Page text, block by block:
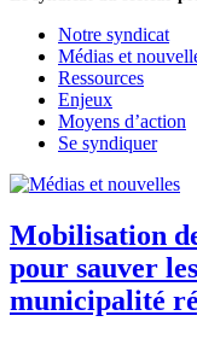
Notre syndicat
Médias et
Ressources
Enjeux
Moyens d’action
Se syndiquer
Mobilisation
pour sauver
municipalité